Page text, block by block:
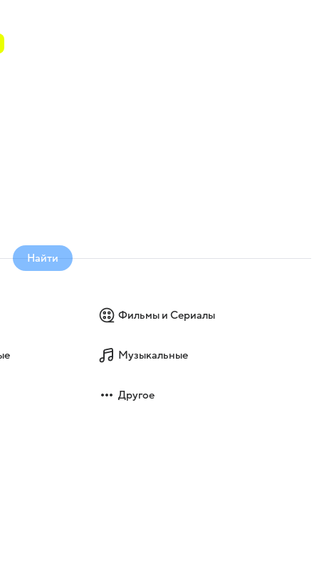
Найти
Фильмы и Сериалы
Музыкальные
Другое